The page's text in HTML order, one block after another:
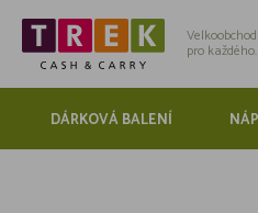
pro každého.
DÁRKOVÁ BALENÍ